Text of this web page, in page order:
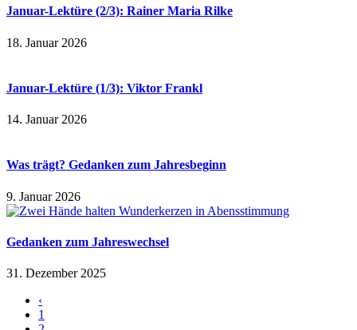
Januar-Lektüre (2/3): Rainer Maria Rilke
18. Januar 2026
Januar-Lektüre (1/3): Viktor Frankl
14. Januar 2026
Was trägt? Gedanken zum Jahresbeginn
9. Januar 2026
Gedanken zum Jahreswechsel
31. Dezember 2025
‹
1